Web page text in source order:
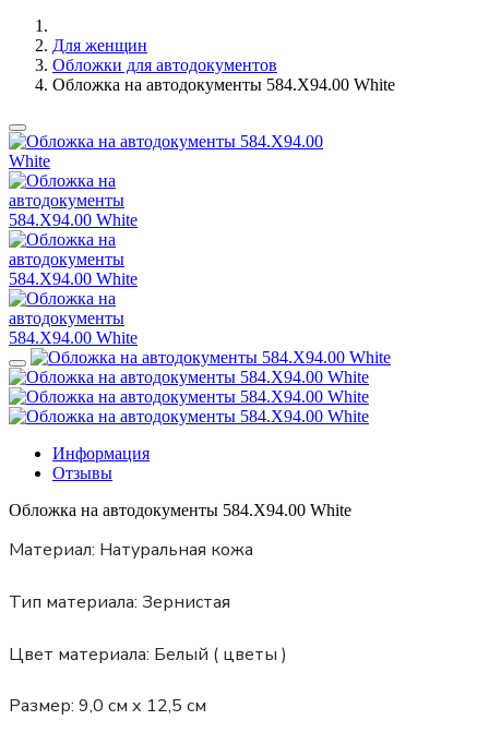
Для женщин
Обложки для автодокументов
Обложка на автодокументы 584.X94.00 White
Информация
Отзывы
Обложка на автодокументы 584.X94.00 White
Материал: Натуральная кожа
Тип материала: Зернистая
Цвет материала: Белый ( цветы )
Размер: 9,0 см х 12,5 см